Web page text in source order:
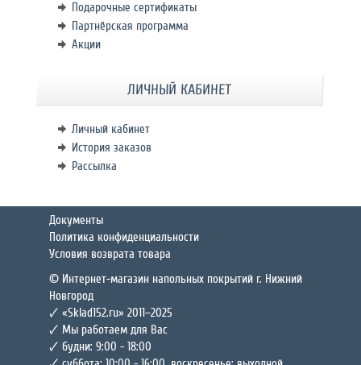
Подарочные сертификаты
Партнёрская программа
Акции
ЛИЧНЫЙ КАБИНЕТ
Личный кабинет
История заказов
Рассылка
Документы
Политика конфиденциальности
Условия возврата товара
© Интернет-магазин напольных покрытий г. Нижний
Новгород
🗸 «Sklad152.ru» 2011–2025
🗸 Мы работаем для Вас
🗸 будни: 9:00 - 18:00